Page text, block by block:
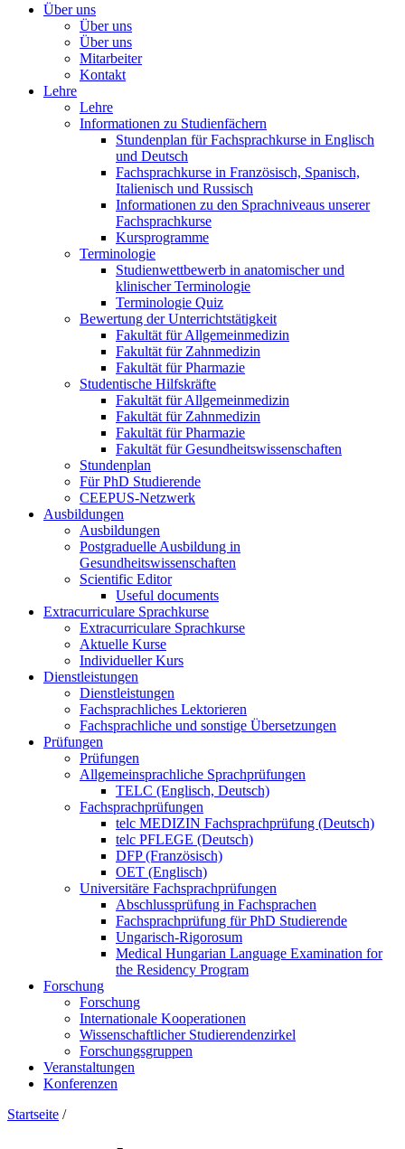
Über uns
Über uns
Über uns
Mitarbeiter
Kontakt
Lehre
Lehre
Informationen zu Studienfächern
Stundenplan für Fachsprachkurse in Englisch
und Deutsch
Fachsprachkurse in Französisch, Spanisch,
Italienisch und Russisch
Informationen zu den Sprachniveaus unserer
Fachsprachkurse
Kursprogramme
Terminologie
Studienwettbewerb in anatomischer und
klinischer Terminologie
Terminologie Quiz
Bewertung der Unterrichtstätigkeit
Fakultät für Allgemeinmedizin
Fakultät für Zahnmedizin
Fakultät für Pharmazie
Studentische Hilfskräfte
Fakultät für Allgemeinmedizin
Fakultät für Zahnmedizin
Fakultät für Pharmazie
Fakultät für Gesundheitswissenschaften
Stundenplan
Für PhD Studierende
CEEPUS-Netzwerk
Ausbildungen
Ausbildungen
Postgraduelle Ausbildung in
Gesundheitswissenschaften
Scientific Editor
Useful documents
Extracurriculare Sprachkurse
Extracurriculare Sprachkurse
Aktuelle Kurse
Individueller Kurs
Dienstleistungen
Dienstleistungen
Fachsprachliches Lektorieren
Fachsprachliche und sonstige Übersetzungen
Prüfungen
Prüfungen
Allgemeinsprachliche Sprachprüfungen
TELC (Englisch, Deutsch)
Fachsprachprüfungen
telc MEDIZIN Fachsprachprüfung (Deutsch)
telc PFLEGE (Deutsch)
DFP (Französisch)
OET (Englisch)
Universitäre Fachsprachprüfungen
Abschlussprüfung in Fachsprachen
Fachsprachprüfung für PhD Studierende
Ungarisch-Rigorosum
Medical Hungarian Language Examination for
the Residency Program
Forschung
Forschung
Internationale Kooperationen
Wissenschaftlicher Studierendenzirkel
Forschungsgruppen
Veranstaltungen
Konferenzen
Startseite /